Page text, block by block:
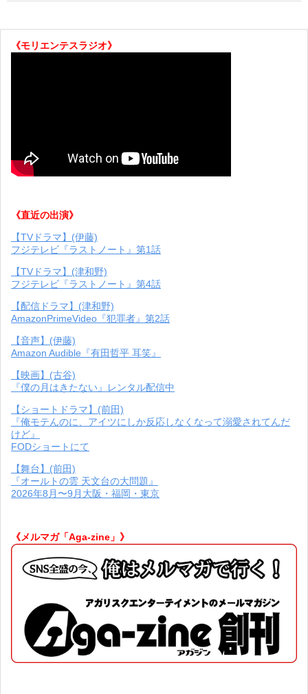
《モリエンテスラジオ》
《直近の出演》
【TVドラマ】(伊藤)
フジテレビ『ラストノート』第1話
【TVドラマ】(津和野)
フジテレビ『ラストノート』第4話
【配信ドラマ】(津和野)
AmazonPrimeVideo『犯罪者』第2話
【音声】(伊藤)
Amazon Audible『有田哲平 耳笑』
【映画】(古谷)
『僕の月はきたない』レンタル配信中
【ショートドラマ】(前田)
『俺モテんのに、アイツにしか反応しなくなって溺愛されてんだ
けど』
FODショートにて
【舞台】(前田)
『オールトの雲 天文台の大問題』
2026年8月〜9月大阪・福岡・東京
《メルマガ「Aga-zine」》